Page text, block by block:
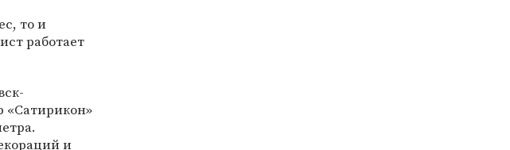
то и
работает
«Сатирикон»
и